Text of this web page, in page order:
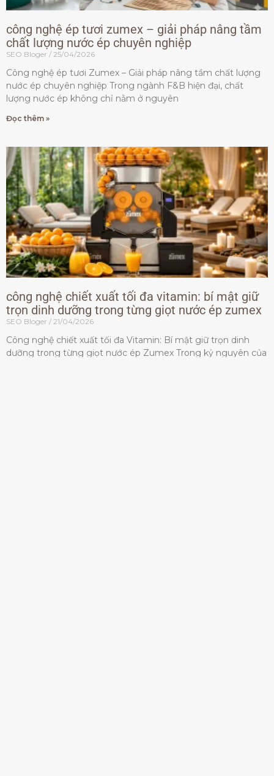
công nghệ ép tươi zumex – giải pháp nâng tầm
chất lượng nước ép chuyên nghiệp
SEO Bloger 25/04/2026
Công nghệ ép tươi Zumex – Giải pháp nâng tầm chất lượng
nước ép chuyên nghiệp Trong ngành F&B hiện đại, chất
lượng nước ép không chỉ nằm ở nguyên
Đọc thêm »
công nghệ chiết xuất tối đa vitamin: bí mật giữ
trọn dinh dưỡng trong từng giọt nước ép zumex
SEO Bloger 21/04/2026
Công nghệ chiết xuất tối đa Vitamin: Bí mật giữ trọn dinh
dưỡng trong từng giọt nước ép Zumex Trong kỷ nguyên của